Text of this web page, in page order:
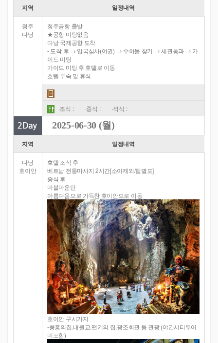
지역 일정내역
청주
다낭
청주공항 출발
★공항 미팅없음
다낭 국제공항 도착
- 도착 후 → 입국심사(여권) → 수하물 찾기 → 세관통과 → 가
이드 미팅
가이드 미팅 후 호텔로 이동
호텔 투숙 및 휴식
·
·조식 :
·중식 : ·석식 :
2025-06-30 (월)
지역 일정내역
다낭
호이안
호텔 조식 후
베트남 전통마사지 2시간[소아제외/팁별도]
중식 후
마블마운틴
아름다움으로 가득찬 호이안으로 이동
호이안 구시가지
-풍흥의집,내원교,떤키의 집,광조회관 등 관광 (야간시티투어
미포함)